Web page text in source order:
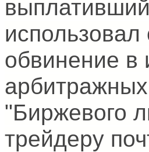
обвинение в
"Биржевого
трейдеру